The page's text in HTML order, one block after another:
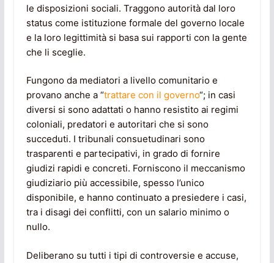
le disposizioni sociali. Traggono autorità dal loro
status come istituzione formale del governo locale
e la loro legittimità si basa sui rapporti con la gente
che li sceglie.
Fungono da mediatori a livello comunitario e
provano anche a “trattare con il governo“; in casi
diversi si sono adattati o hanno resistito ai regimi
coloniali, predatori e autoritari che si sono
succeduti. I tribunali consuetudinari sono
trasparenti e partecipativi, in ​​grado di fornire
giudizi rapidi e concreti. Forniscono il meccanismo
giudiziario più accessibile, spesso l’unico
disponibile, e hanno continuato a presiedere i casi,
tra i disagi dei conflitti, con un salario minimo o
nullo.
Deliberano su tutti i tipi di controversie e accuse,